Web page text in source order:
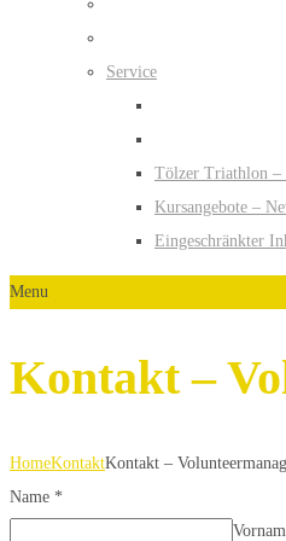
Service
Tölzer Triathlon –
Kursangebote –
Eingeschränkter
Menu
Kontakt –
HomeKontaktKontakt –
Name *